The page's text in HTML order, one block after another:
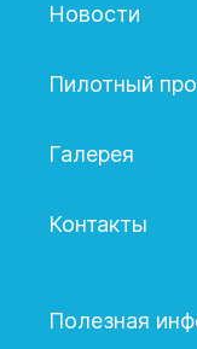
Новости
Пилотный
Галерея
Контакты
Полезная